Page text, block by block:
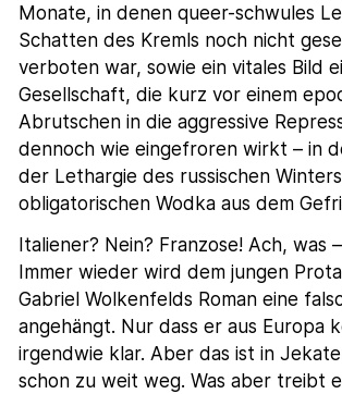
Monate, in denen queer-schwules
Schatten des Kremls noch nicht
verboten war, sowie ein vitales Bild
Gesellschaft, die kurz vor einem
Abrutschen in die aggressive
dennoch wie eingefroren wirkt – in
der Lethargie des russischen
obligatorischen Wodka aus dem
Italiener? Nein? Franzose! Ach, was
Immer wieder wird dem jungen
Gabriel Wolkenfelds Roman eine
angehängt. Nur dass er aus Europa
irgendwie klar. Aber das ist in
schon zu weit weg. Was aber treibt